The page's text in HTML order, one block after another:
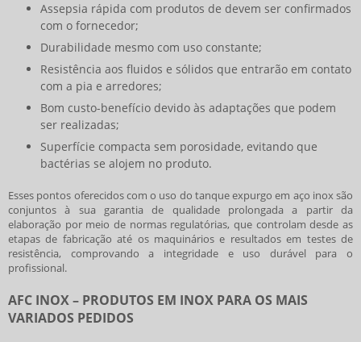
Assepsia rápida com produtos de devem ser confirmados
com o fornecedor;
Durabilidade mesmo com uso constante;
Resistência aos fluidos e sólidos que entrarão em contato
com a pia e arredores;
Bom custo-benefício devido às adaptações que podem
ser realizadas;
Superfície compacta sem porosidade, evitando que
bactérias se alojem no produto.
Esses pontos oferecidos com o uso do tanque expurgo em aço inox são
conjuntos à sua garantia de qualidade prolongada a partir da
elaboração por meio de normas regulatórias, que controlam desde as
etapas de fabricação até os maquinários e resultados em testes de
resistência, comprovando a integridade e uso durável para o
profissional.
AFC INOX – PRODUTOS EM INOX PARA OS MAIS
VARIADOS PEDIDOS